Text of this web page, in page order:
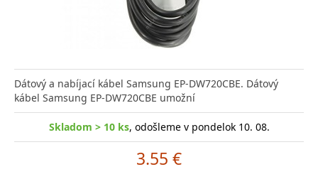
Dátový a nabíjací kábel Samsung EP-DW720CBE. Dátový
kábel Samsung EP-DW720CBE umožní
Skladom > 10 ks, odošleme v pondelok 10. 08.
3.55 €